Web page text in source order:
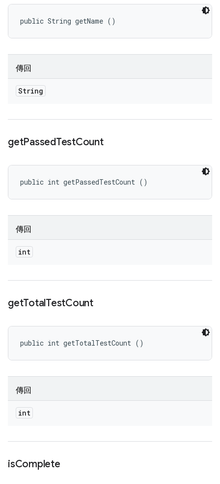
public String getName ()
傳回
String
getPassedTestCount
public int getPassedTestCount ()
傳回
int
getTotalTestCount
public int getTotalTestCount ()
傳回
int
isComplete